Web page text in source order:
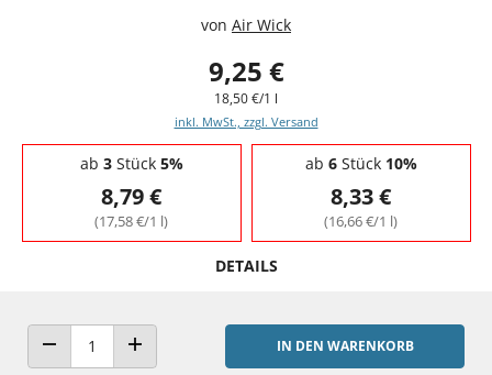
von Air Wick
9,25 €
18,50 €/1 l
inkl. MwSt., zzgl. Versand
Staffelpreise - Mengenrabatt
ab 3Stück 5%
8,79 €
(17,58 €/1 l)
ab 6Stück 10%
8,33 €
(16,66 €/1 l)
DETAILS
ANZAHL VERRINGERNANZAHL ERHÖHEN
IN DEN WARENKORB